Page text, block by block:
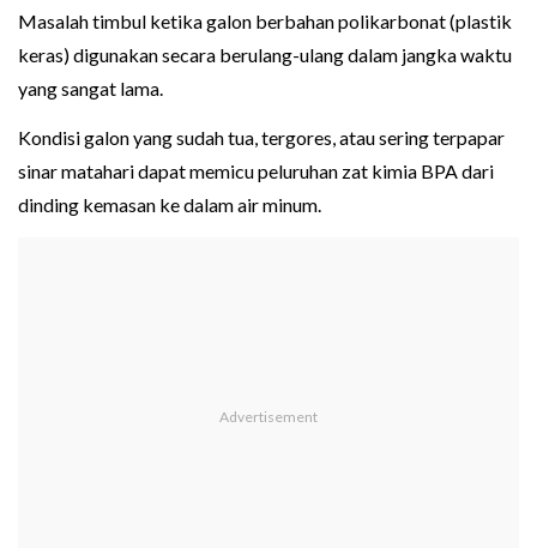
Masalah timbul ketika galon berbahan polikarbonat (plastik
keras) digunakan secara berulang-ulang dalam jangka waktu
yang sangat lama.
Kondisi galon yang sudah tua, tergores, atau sering terpapar
sinar matahari dapat memicu peluruhan zat kimia BPA dari
dinding kemasan ke dalam air minum.